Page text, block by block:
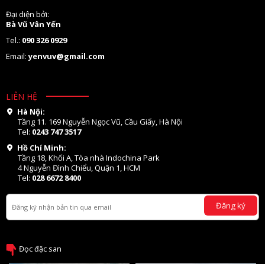
Đại diện bởi:
Bà Vũ Vân Yến
Tel.: 090 326 0929
Email:yenvuv@gmail.com
LIÊN HỆ
Hà Nội:
Tầng 11. 169 Nguyễn Ngọc Vũ, Cầu Giấy, Hà Nội
Tel: 0243 747 3517
Hồ Chí Minh:
Tầng 18, Khối A, Tòa nhà Indochina Park
4 Nguyễn Đình Chiểu, Quận 1, HCM
Tel: 028 6672 8400
Đăng ký
Đọc đặc san